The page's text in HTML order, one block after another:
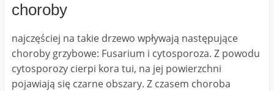
choroby
najczęściej na takie drzewo wpływają następujące
choroby grzybowe: Fusarium i cytosporoza. Z powodu
cytosporozy cierpi kora tui, na jej powierzchni
pojawiają się czarne obszary. Z czasem choroba